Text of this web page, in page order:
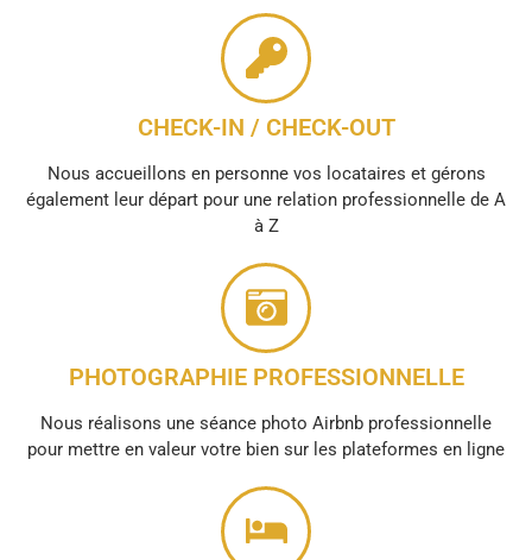
CHECK-IN / CHECK-OUT
Nous accueillons en personne vos locataires et gérons
également leur départ pour une relation professionnelle de A
à Z
PHOTOGRAPHIE PROFESSIONNELLE
Nous réalisons une séance photo Airbnb professionnelle
pour mettre en valeur votre bien sur les plateformes en ligne